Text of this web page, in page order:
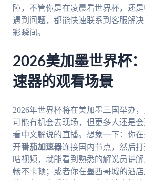
障，不管你是在凌晨看世界杯，还
遇到问题，都能快速联系到客服解
彩瞬间。
2026美加墨世界杯
速器的观看场景
2026年世界杯将在美加墨三国举办
可能有机会去现场，但更多人还是
看中文解说的直播。想象一下：你
开番茄加速器连接国内节点，然后
咕视频，就能看到熟悉的解说员讲
畅不卡顿；或者你在墨西哥城的酒